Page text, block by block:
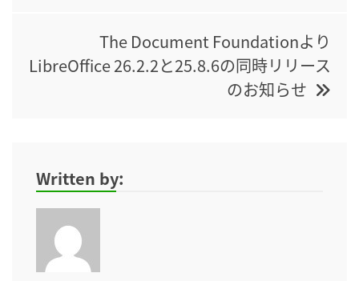
The Document Foundationより
LibreOffice 26.2.2と25.8.6の同時リリース
のお知らせ
Written by: